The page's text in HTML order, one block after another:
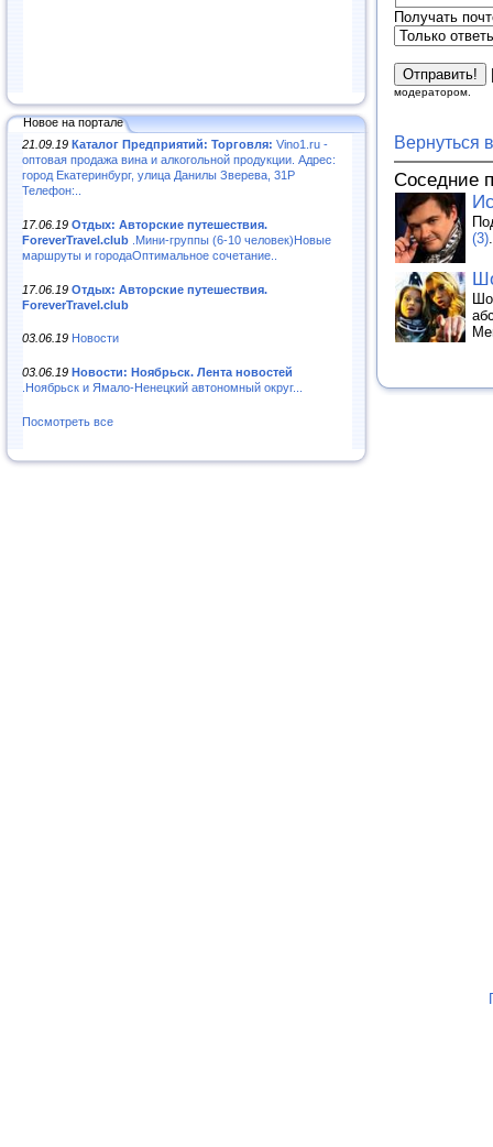
Новое на портале
21.09.19 Каталог Предприятий: Торговля: Vino1.ru -
оптовая продажа вина и алкогольной продукции. Адрес:
город Екатеринбург, улица Данилы Зверева, 31Р
Телефон:..
17.06.19 Отдых: Авторские путешествия.
ForeverTravel.club .Мини-группы (6-10 человек)Новые
маршруты и городаОптимальное сочетание..
17.06.19 Отдых: Авторские путешествия.
ForeverTravel.club
03.06.19 Новости
03.06.19 Новости: Ноябрьск. Лента новостей
.Ноябрьск и Ямало-Ненецкий автономный округ...
Посмотреть все
Получать
модератором.
Вернуться
Соседние
(3).